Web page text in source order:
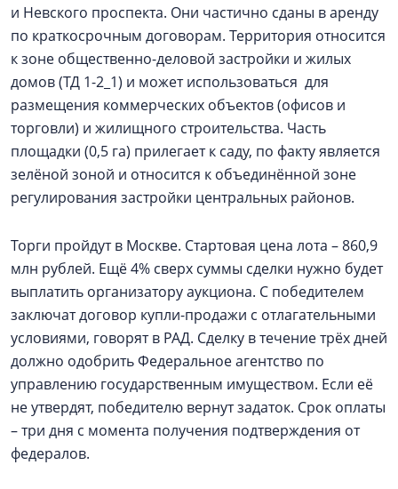
и Невского проспекта. Они частично сданы в аренду
по краткосрочным договорам. Территория относится
к зоне общественно-деловой застройки и жилых
домов (ТД 1-2_1) и может использоваться для
размещения коммерческих объектов (офисов и
торговли) и жилищного строительства. Часть
площадки (0,5 га) прилегает к саду, по факту является
зелёной зоной и относится к объединённой зоне
регулирования застройки центральных районов.
Торги пройдут в Москве. Стартовая цена лота – 860,9
млн рублей. Ещё 4% сверх суммы сделки нужно будет
выплатить организатору аукциона. С победителем
заключат договор купли-продажи с отлагательными
условиями, говорят в РАД. Сделку в течение трёх дней
должно одобрить Федеральное агентство по
управлению государственным имуществом. Если её
не утвердят, победителю вернут задаток. Срок оплаты
– три дня с момента получения подтверждения от
федералов.